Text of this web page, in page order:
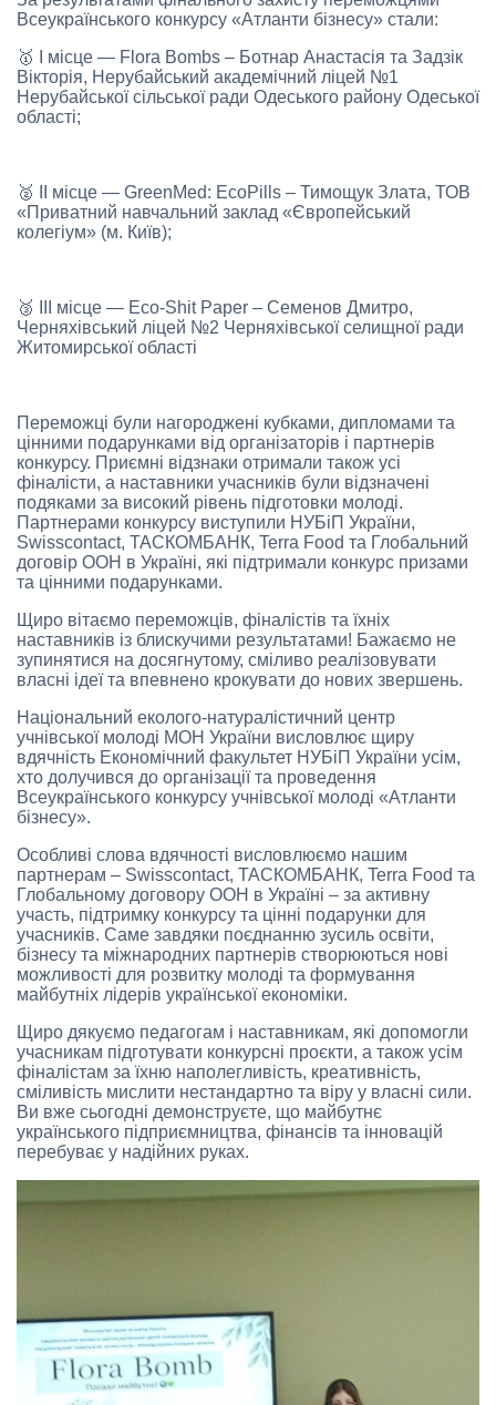
Всеукраїнського конкурсу «Атланти бізнесу» стали:
🥇 І місце — Flora Bombs – Ботнар Анастасія та Задзік
Вікторія, Нерубайський академічний ліцей №1
Нерубайської сільської ради Одеського району Одеської
області;
🥈 ІІ місце — GreenMed: EcoPills – Тимощук Злата, ТОВ
«Приватний навчальний заклад «Європейський
колегіум» (м. Київ);
🥉 ІІІ місце — Eco-Shit Paper – Семенов Дмитро,
Черняхівський ліцей №2 Черняхівської селищної ради
Житомирської області
Переможці були нагороджені кубками, дипломами та
цінними подарунками від організаторів і партнерів
конкурсу. Приємні відзнаки отримали також усі
фіналісти, а наставники учасників були відзначені
подяками за високий рівень підготовки молоді.
Партнерами конкурсу виступили НУБіП України,
Swisscontact, ТАСКОМБАНК, Terra Food та Глобальний
договір ООН в Україні, які підтримали конкурс призами
та цінними подарунками.
Щиро вітаємо переможців, фіналістів та їхніх
наставників із блискучими результатами! Бажаємо не
зупинятися на досягнутому, сміливо реалізовувати
власні ідеї та впевнено крокувати до нових звершень.
Національний еколого-натуралістичний центр
учнівської молоді МОН України висловлює щиру
вдячність Економічний факультет НУБіП України усім,
хто долучився до організації та проведення
Всеукраїнського конкурсу учнівської молоді «Атланти
бізнесу».
Особливі слова вдячності висловлюємо нашим
партнерам – Swisscontact, ТАСКОМБАНК, Terra Food та
Глобальному договору ООН в Україні – за активну
участь, підтримку конкурсу та цінні подарунки для
учасників. Саме завдяки поєднанню зусиль освіти,
бізнесу та міжнародних партнерів створюються нові
можливості для розвитку молоді та формування
майбутніх лідерів української економіки.
Щиро дякуємо педагогам і наставникам, які допомогли
учасникам підготувати конкурсні проєкти, а також усім
фіналістам за їхню наполегливість, креативність,
сміливість мислити нестандартно та віру у власні сили.
Ви вже сьогодні демонструєте, що майбутнє
українського підприємництва, фінансів та інновацій
перебуває у надійних руках.